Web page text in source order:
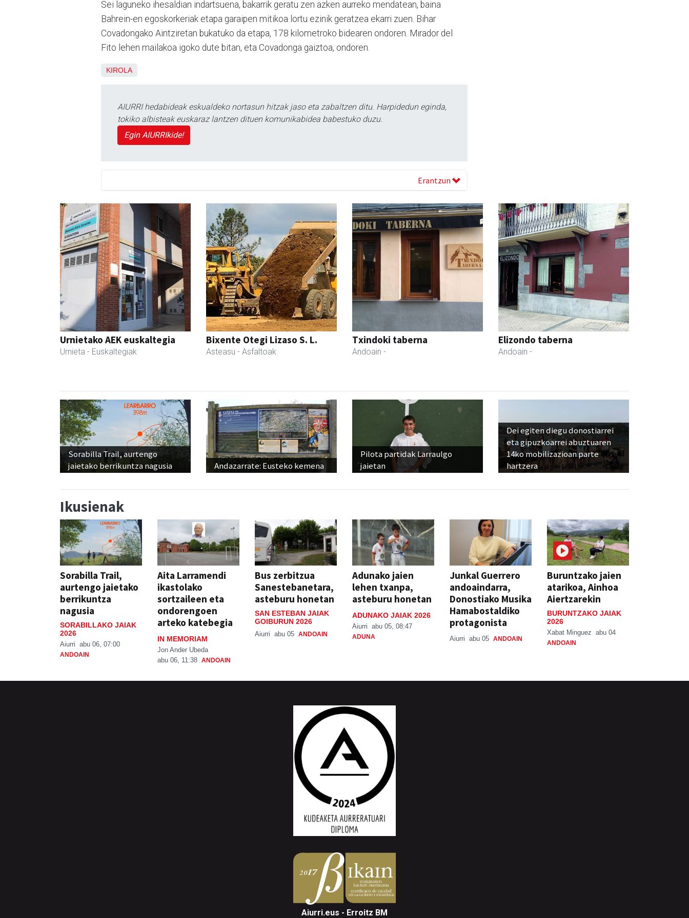
Sei laguneko ihesaldian indartsuena, bakarrik geratu zen azken aurreko mendatean, baina
Bahrein-en egoskorkeriak etapa garaipen mitikoa lortu ezinik geratzea ekarri zuen. Bihar
Covadongako Aintziretan bukatuko da etapa, 178 kilometroko bidearen ondoren. Mirador del
Fito lehen mailakoa igoko dute bitan, eta Covadonga gaiztoa, ondoren.
KIROLA
AIURRI hedabideak eskualdeko nortasun hitzak jaso eta zabaltzen ditu. Harpidedun eginda,
tokiko albisteak euskaraz lantzen dituen komunikabidea babestuko duzu.
Egin AIURRIkide!
Erantzun
Urnietako AEK euskaltegia
Urnieta - Euskaltegiak
Bixente Otegi Lizaso S. L.
Asteasu - Asfaltoak
Txindoki taberna
Andoain -
Elizondo taberna
Andoain -
Sorabilla Trail, aurtengo
jaietako berrikuntza nagusia
Andazarrate: Eusteko kemena
Pilota partidak Larraulgo
jaietan
Dei egiten diegu donostiarrei
eta gipuzkoarrei abuztuaren
14ko mobilizazioan parte
hartzera
Ikusienak
Sorabilla Trail,
aurtengo jaietako
berrikuntza
nagusia
SORABILLAKO JAIAK
2026
Aiurri abu 06, 07:00
ANDOAIN
Aita Larramendi
ikastolako
sortzaileen eta
ondorengoen
arteko katebegia
IN MEMORIAM
Jon Ander Ubeda
abu 06, 11:38 ANDOAIN
Bus zerbitzua
Sanestebanetara,
asteburu honetan
SAN ESTEBAN JAIAK
GOIBURUN 2026
Aiurri abu 05 ANDOAIN
Adunako jaien
lehen txanpa,
asteburu honetan
ADUNAKO JAIAK 2026
Aiurri abu 05, 08:47
ADUNA
Junkal Guerrero
andoaindarra,
Donostiako Musika
Hamabostaldiko
protagonista
Aiurri abu 05 ANDOAIN
Buruntzako jaien
atarikoa, Ainhoa
Aiertzarekin
BURUNTZAKO JAIAK
2026
Xabat Minguez abu 04
ANDOAIN
Aiurri.eus - Erroitz BM